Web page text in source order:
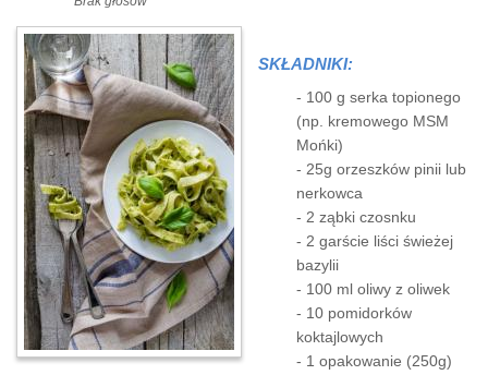
SKŁADNIKI:
- 100 g serka topionego
(np. kremowego MSM
Mońki)
- 25g orzeszków pinii lub
nerkowca
- 2 ząbki czosnku
- 2 garście liści świeżej
bazylii
- 100 ml oliwy z oliwek
- 10 pomidorków
koktajlowych
- 1 opakowanie (250g)